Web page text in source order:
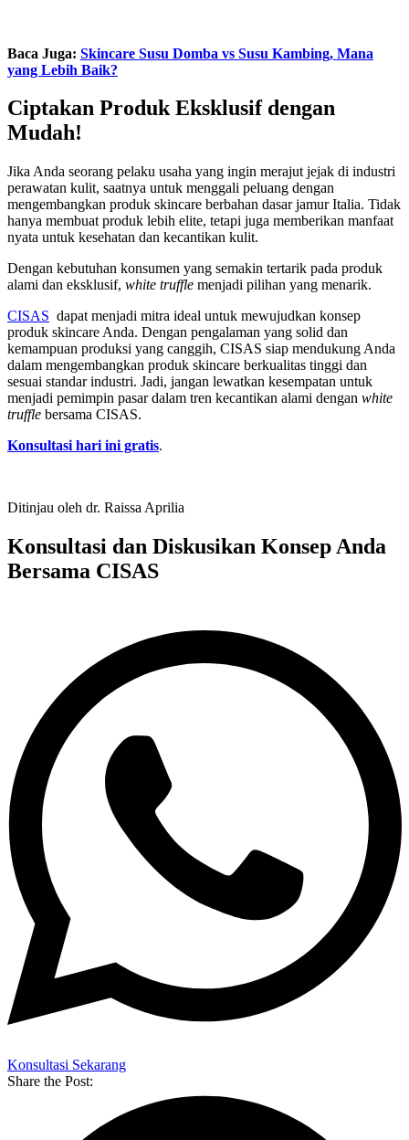
Baca Juga: Skincare Susu Domba vs Susu Kambing, Mana
yang Lebih Baik?
Ciptakan Produk Eksklusif dengan
Mudah!
Jika Anda seorang pelaku usaha yang ingin merajut jejak di industri
perawatan kulit, saatnya untuk menggali peluang dengan
mengembangkan produk skincare berbahan dasar jamur Italia. Tidak
hanya membuat produk lebih elite, tetapi juga memberikan manfaat
nyata untuk kesehatan dan kecantikan kulit.
Dengan kebutuhan konsumen yang semakin tertarik pada produk
alami dan eksklusif, white truffle menjadi pilihan yang menarik.
CISAS dapat menjadi mitra ideal untuk mewujudkan konsep
produk skincare Anda. Dengan pengalaman yang solid dan
kemampuan produksi yang canggih, CISAS siap mendukung Anda
dalam mengembangkan produk skincare berkualitas tinggi dan
sesuai standar industri. Jadi, jangan lewatkan kesempatan untuk
menjadi pemimpin pasar dalam tren kecantikan alami dengan white
truffle bersama CISAS.
Konsultasi hari ini gratis.
Ditinjau oleh dr. Raissa Aprilia
Konsultasi dan Diskusikan Konsep Anda
Bersama CISAS
Konsultasi Sekarang
Share the Post: